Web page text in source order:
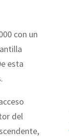
con un
esta
del